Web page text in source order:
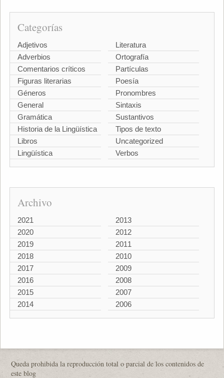
Categorías
Adjetivos
Adverbios
Comentarios críticos
Figuras literarias
Géneros
General
Gramática
Historia de la Lingüística
Libros
Lingüística
Literatura
Ortografía
Partículas
Poesía
Pronombres
Sintaxis
Sustantivos
Tipos de texto
Uncategorized
Verbos
Archivo
2021
2020
2019
2018
2017
2016
2015
2014
2013
2012
2011
2010
2009
2008
2007
2006
Queda prohibida la reproducción total o parcial de los contenidos de
este blog